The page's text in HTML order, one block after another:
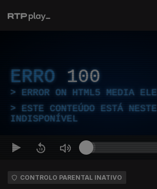
ERRO 100
ERROR ON HTML5 MEDIA
ESTE CONTEÚDO ESTÁ NESTE
INDISPONÍVEL
CONTROLO PARENTAL INATIVO